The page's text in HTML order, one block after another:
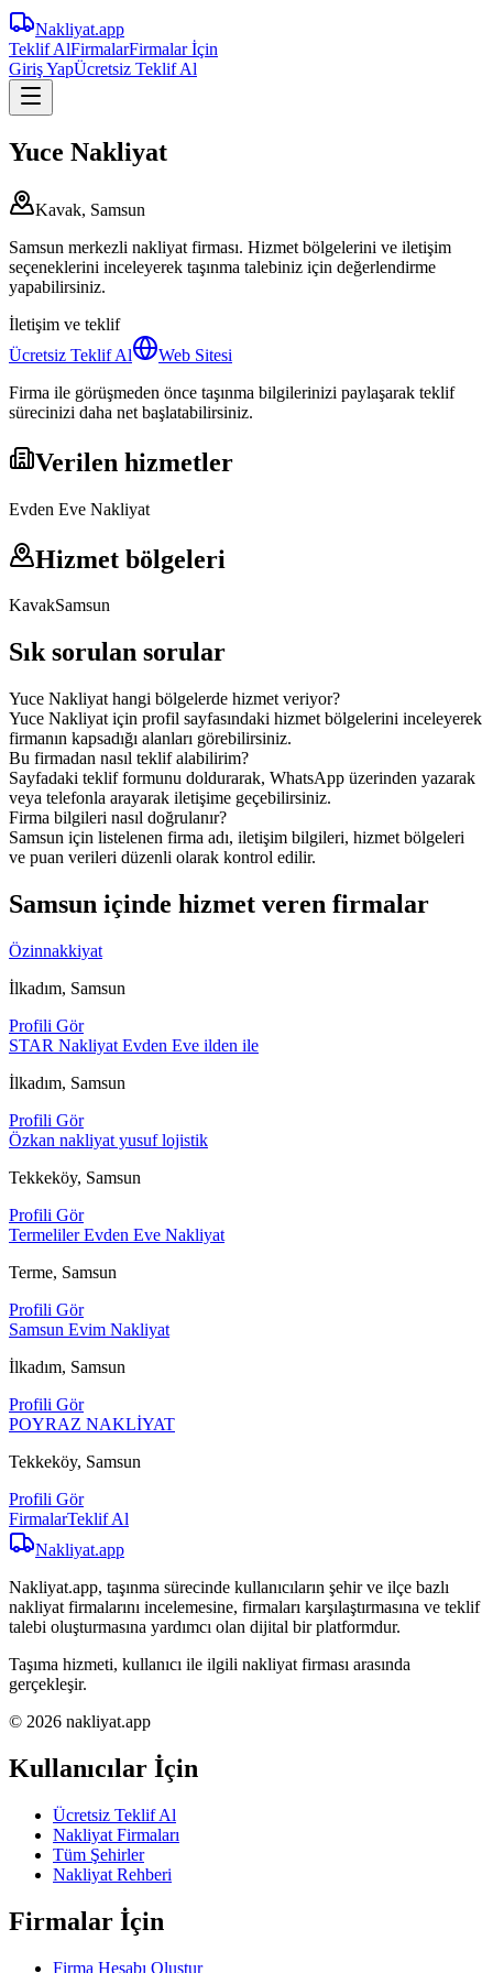
Nakliyat.app
Teklif AlFirmalarFirmalar İçin
Giriş YapÜcretsiz Teklif Al
Yuce Nakliyat
Kavak, Samsun
Samsun merkezli nakliyat firması. Hizmet bölgelerini ve iletişim
seçeneklerini inceleyerek taşınma talebiniz için değerlendirme
yapabilirsiniz.
İletişim ve teklif
Ücretsiz Teklif Al
Web Sitesi
Firma ile görüşmeden önce taşınma bilgilerinizi paylaşarak teklif
sürecinizi daha net başlatabilirsiniz.
Verilen hizmetler
Evden Eve Nakliyat
Hizmet bölgeleri
KavakSamsun
Sık sorulan sorular
Yuce Nakliyat hangi bölgelerde hizmet veriyor?
Yuce Nakliyat için profil sayfasındaki hizmet bölgelerini inceleyerek
firmanın kapsadığı alanları görebilirsiniz.
Bu firmadan nasıl teklif alabilirim?
Sayfadaki teklif formunu doldurarak, WhatsApp üzerinden yazarak
veya telefonla arayarak iletişime geçebilirsiniz.
Firma bilgileri nasıl doğrulanır?
Samsun için listelenen firma adı, iletişim bilgileri, hizmet bölgeleri
ve puan verileri düzenli olarak kontrol edilir.
Samsun içinde hizmet veren firmalar
Özinnakkiyat
İlkadım, Samsun
Profili Gör
STAR Nakliyat Evden Eve ilden ile
İlkadım, Samsun
Profili Gör
Özkan nakliyat yusuf lojistik
Tekkeköy, Samsun
Profili Gör
Termeliler Evden Eve Nakliyat
Terme, Samsun
Profili Gör
Samsun Evim Nakliyat
İlkadım, Samsun
Profili Gör
POYRAZ NAKLİYAT
Tekkeköy, Samsun
Profili Gör
FirmalarTeklif Al
Nakliyat.app
Nakliyat.app, taşınma sürecinde kullanıcıların şehir ve ilçe bazlı
nakliyat firmalarını incelemesine, firmaları karşılaştırmasına ve teklif
talebi oluşturmasına yardımcı olan dijital bir platformdur.
Taşıma hizmeti, kullanıcı ile ilgili nakliyat firması arasında
gerçekleşir.
© 2026 nakliyat.app
Kullanıcılar İçin
Ücretsiz Teklif Al
Nakliyat Firmaları
Tüm Şehirler
Nakliyat Rehberi
Firmalar İçin
Firma Hesabı Oluştur